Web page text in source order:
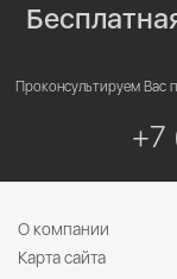
Проконсультируем Вас
+7
О компании
Карта сайта